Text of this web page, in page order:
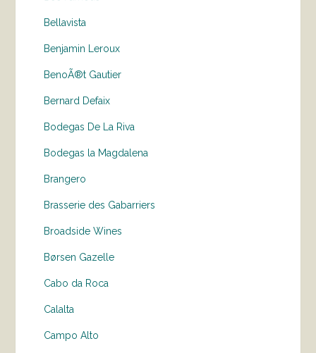
Bellavista
Benjamin Leroux
BenoÃ®t Gautier
Bernard Defaix
Bodegas De La Riva
Bodegas la Magdalena
Brangero
Brasserie des Gabarriers
Broadside Wines
Børsen Gazelle
Cabo da Roca
Calalta
Campo Alto